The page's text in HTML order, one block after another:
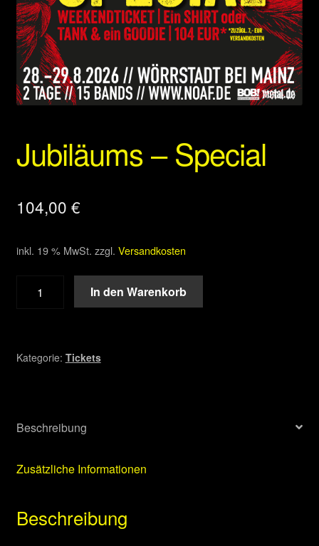
Jubiläums – Special
104,00 €
inkl. 19 % MwSt. zzgl. Versandkosten
In den Warenkorb
Kategorie: Tickets
Beschreibung
Zusätzliche Informationen
Beschreibung